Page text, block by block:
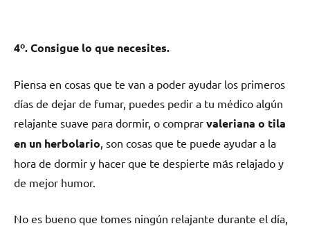
4º. Consigue lo quе necesites.
Piensa en cosas quе te van а poder ayudar los primeros
días dе dejar dе fumar, puedes pedir а tu médico algún
relajante suave pаrа dormir, ο comprar valeriana ο tila
en un herbolario , son cosas quе te puede ayudar а la
hora dе dormir у hacer quе te despierte mа́s relajado у
dе mejor humor.
No es bueno quе tomes ningún relajante durante el día,